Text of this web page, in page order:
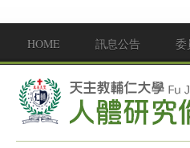
Main menu
HOME 訊息公告 委